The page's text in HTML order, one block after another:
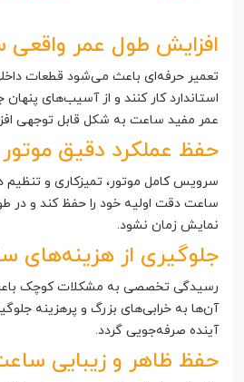
افزایش طول عمر
تعمیر حرفه‌ای باعث می‌شود قطعات
استاندارد کار کنند و از آسیب‌های
عمر مفید ساعت به شکل قابل توجهی
حفظ عملکرد دقیق موتور
سرویس کامل موتور، تمیزکاری و
ساعت دقت اولیه خود را حفظ کند و در
نمایش زمان نشود.
جلوگیری از هزینه‌های
رسیدگی تخصصی به مشکلات کوچک
آن‌ها به خرابی‌های بزرگ و پرهزینه
آینده صرفه‌جویی گردد.
حفظ ظاهر و زیبایی